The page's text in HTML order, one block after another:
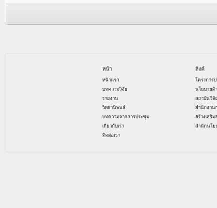
หน้า
หน้าแรก
บทความวิจัย
รายงาน
วิทยานิพนธ์
บทความจากการประชุม
เกี่ยวกับเรา
ติดต่อเรา
ลิงค์
โครงการ
นโยบายด้
สถาบันวิจั
สำนักงาน
สร้างเสริ
สำนักนโย